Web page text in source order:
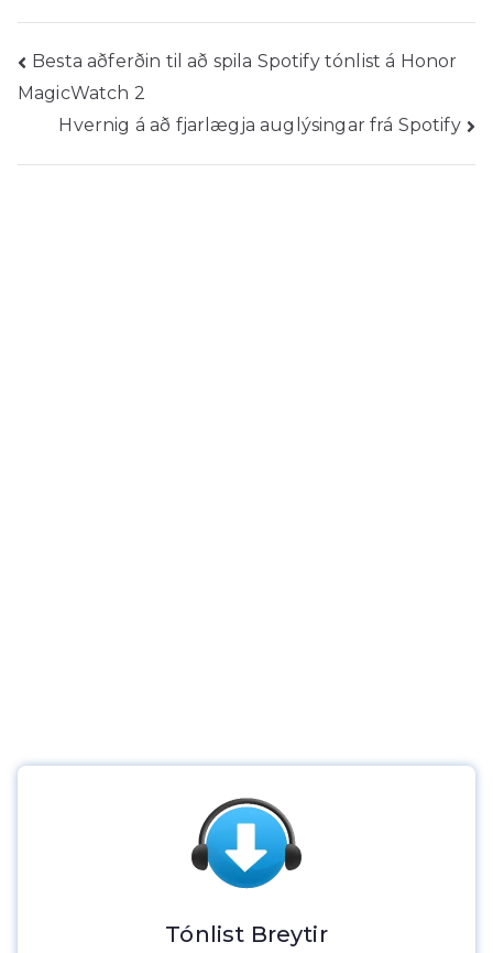
Póstsending
Besta aðferðin til að spila Spotify tónlist á Honor
MagicWatch 2
Hvernig á að fjarlægja auglýsingar frá Spotify
Tónlist Breytir